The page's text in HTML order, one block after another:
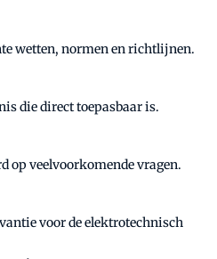
wetten, normen en richtlijnen.
die direct toepasbaar is.
op veelvoorkomende vragen.
voor de elektrotechnisch